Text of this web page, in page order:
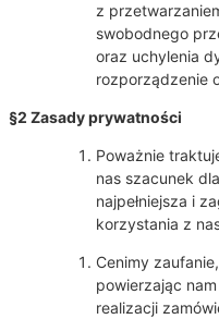
z
swobodnego
oraz uchylenia
rozporządzenie
§2 Zasady prywatności
Poważnie
nas szacunek
najpełniejsza i
korzystania z
Cenimy
powierzając
realizacji